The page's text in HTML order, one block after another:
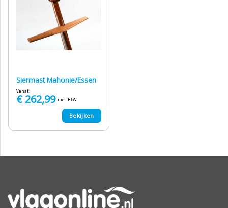
Siermast Mahonie/Essen
Vanaf:
€262,99 incl. BTW
Bekijken